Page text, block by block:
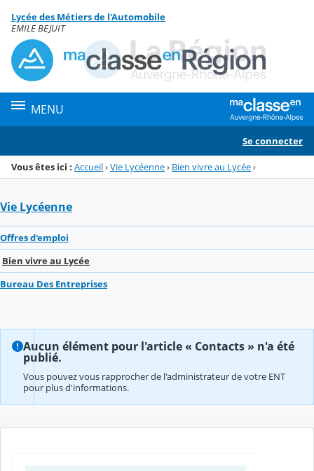
Menu de la rubrique
Contenu
Lycée des Métiers de l'Automobile
EMILE BEJUIT
MENU
Se connecter
Vous êtes ici : Accueil›Vie Lycéenne› Bien vivre au Lycée›
Vie Lycéenne
Offres d'emploi
Bien vivre au Lycée
Bureau Des Entreprises
Aucun élément pour l'article « Contacts » n'a été
publié.
Vous pouvez vous rapprocher de l'administrateur de votre ENT
pour plus d'informations.